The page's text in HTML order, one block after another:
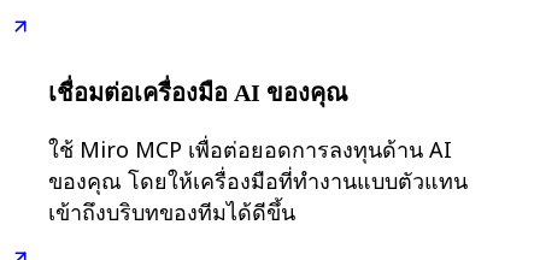
ระบบจัดการผลิตภัณฑ์
การเปลี่ยนแปลงด้วย AI
การเปลี่ยนแปลงวิถีการทำงาน
ประสบการณ์ดิจิทัลของพนักงาน
ประสบการณ์ลูกค้าและการออกแบบบริการ
การเปลี่ยนผ่านสู่ระบบคลาวด์และซอฟต์แวร์
เชื่อมต่อเครื่องมือ AI ของคุณ
ใช้ Miro MCP เพื่อต่อยอดการลงทุนด้าน AI
ของคุณ โดยให้เครื่องมือที่ทำงานแบบตัวแทน
เข้าถึงบริบทของทีมได้ดีขึ้น